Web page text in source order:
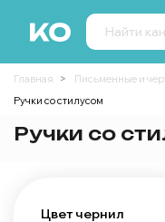
Главная Письменные и
Ручки со стилусом
Ручки со
Цвет чернил